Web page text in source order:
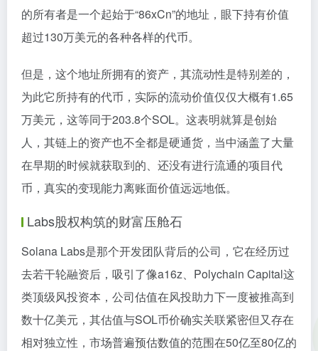
的所有者是一个起始于“86xCn”的地址，眼下持有价值
超过130万美元的各种各样的代币。
但是，这个地址所拥有的资产，其流动性是特别差的，
为此它所持有的代币，实际的流动价值仅仅大概有1.65
万美元，这等同于203.8个SOL。这表明就算是创始
人，其链上的资产也不全都是硬通货，当中涵盖了大量
在早期的时候就获取到的、还没有进行流通的项目代
币，真实的变现能力离账面价值远远地低。
Labs股权构筑的财富压舱石
Solana Labs是那个开发团队背后的公司，它在经历过
去若干轮融资后，吸引了像a16z、Polychain Capital这
类顶级风投资本，公司估值在风投助力下一度被推高到
数十亿美元，其估值与SOL币价确实关联紧密但又存在
相对独立性，市场普遍预估数值的范围在50亿至80亿的